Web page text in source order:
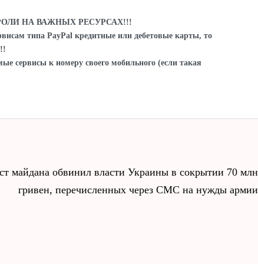
НА ВАЖНЫХ РЕСУРСАХ!!!
типа PayPal кредитные или дебетовые карты, то
сервисы к номеру своего мобильного (если такая
майдана обвинил власти Украины в сокрытии 70 млн
гривен, перечисленных через СМС на нужды армии